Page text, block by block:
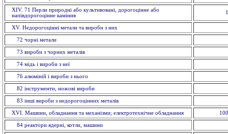
ХІV. 71 Перли природні або культивовані, дорогоцінне або
напівдорогоцінне каміння
XV. Недорогоцінні метали та вироби з них
72 чорнi метали
73 вироби з чорних металiв
74 мiдь i вироби з неї
76 алюмiнiй i вироби з нього
82 інструменти, ножовi вироби
83 іншi вироби з недорогоцінних металiв
XVI. Машини, обладнання та механізми; електротехнічне обладнання
84 реактори ядерні, котли, машини